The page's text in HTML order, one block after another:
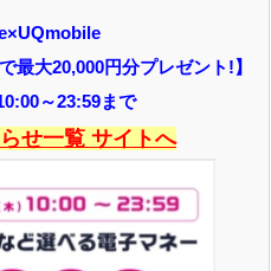
最大20,000円分プレゼント!】
～23:59まで
せ一覧 サイトへ